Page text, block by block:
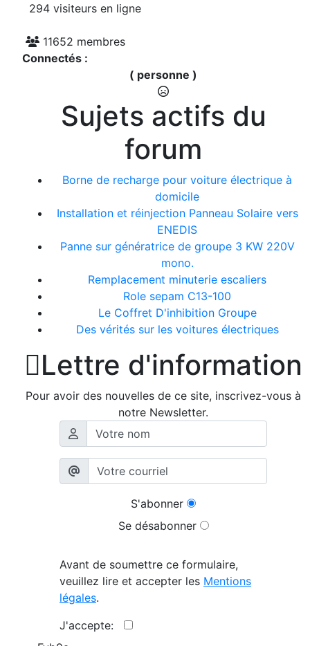
294 visiteurs en ligne
11652 membres
Connectés :
( personne )
Sujets actifs du
forum
Borne de recharge pour voiture électrique à
domicile
Installation et réinjection Panneau Solaire vers
ENEDIS
Panne sur génératrice de groupe 3 KW 220V
mono.
Remplacement minuterie escaliers
Role sepam C13-100
Le Coffret D'inhibition Groupe
Des vérités sur les voitures électriques
Lettre d'information
Pour avoir des nouvelles de ce site, inscrivez-vous à
notre Newsletter.
S'abonner
Se désabonner
Avant de soumettre ce formulaire,
veuillez lire et accepter les Mentions
légales.
J'accepte: